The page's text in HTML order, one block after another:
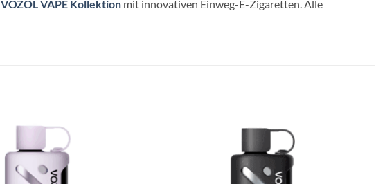
VOZOL VAPE Kollektion mit innovativen Einweg-E-Zigaretten. Alle